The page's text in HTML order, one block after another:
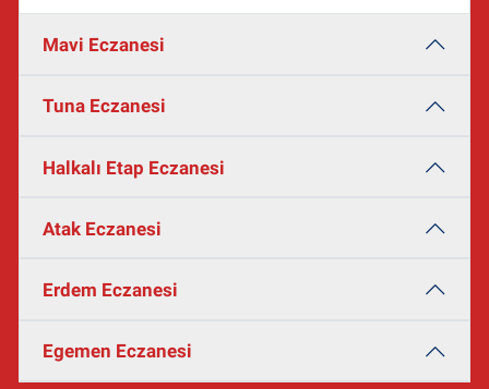
Mavi Eczanesi
Tuna Eczanesi
Halkalı Etap Eczanesi
Atak Eczanesi
Erdem Eczanesi
Egemen Eczanesi